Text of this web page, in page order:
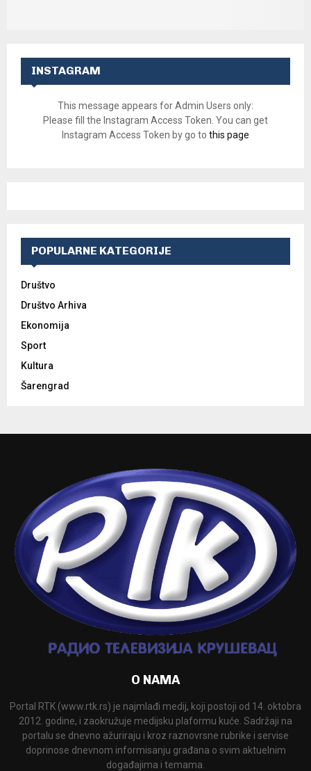
INSTAGRAM
This message appears for Admin Users only:
Please fill the Instagram Access Token. You can get
Instagram Access Token by go to this page
POPULARNE KATEGORIJE
Društvo
Društvo Arhiva
Ekonomija
Sport
Kultura
Šarengrad
O NAMA
Portal RTK (www.rtk.rs) je najmlađi medij, koji postoji od 14. oktobra
2012. godine, i zaokružuje medijsku plaformu kuće. Sadržaji na
portalu se dnevno ažuriraju i kroz raznovrsne rubrike i servise
doprinose dnevnom informisanju građana o svim aktuelnim
događajima i temama.